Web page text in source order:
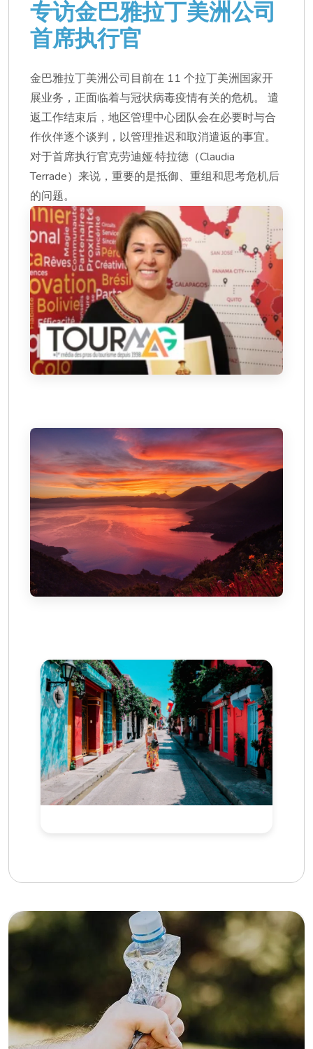
专访金巴雅拉丁美洲公司
首席执行官
金巴雅拉丁美洲公司目前在 11 个拉丁美洲国家开
展业务，正面临着与冠状病毒疫情有关的危机。 遣
返工作结束后，地区管理中心团队会在必要时与合
作伙伴逐个谈判，以管理推迟和取消遣返的事宜。
对于首席执行官克劳迪娅·特拉德（Claudia
Terrade）来说，重要的是抵御、重组和思考危机后
的问题。